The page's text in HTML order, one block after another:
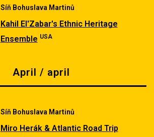
Síň Bohuslava Martinů
Kahil El'Zabar's Ethnic Heritage
Ensemble USA
April / april
Síň Bohuslava Martinů
Miro Herák & Atlantic Road Trip